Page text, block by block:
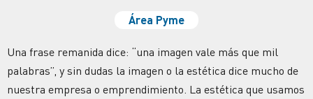
Área Pyme
Una frase remanida dice: “una imagen vale más que mil
palabras”, y sin dudas la imagen o la estética dice mucho de
nuestra empresa o emprendimiento. La estética que usamos